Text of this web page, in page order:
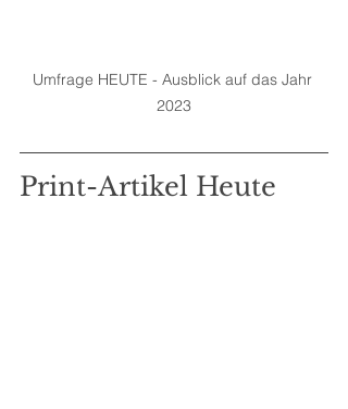
Umfrage HEUTE - Ausblick auf das Jahr
2023
Print-Artikel Heute